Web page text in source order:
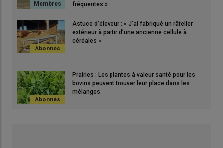
fréquentes »
Astuce d’éleveur : « J’ai fabriqué un râtelier
extérieur à partir d’une ancienne cellule à
céréales »
Prairies : Les plantes à valeur santé pour les
bovins peuvent trouver leur place dans les
mélanges